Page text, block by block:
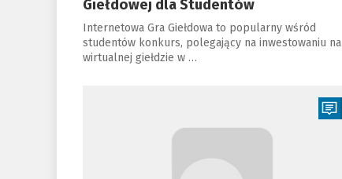
Giełdowej dla Studentów
Internetowa Gra Giełdowa to popularny wśród
studentów konkurs, polegający na inwestowaniu na
wirtualnej giełdzie w …